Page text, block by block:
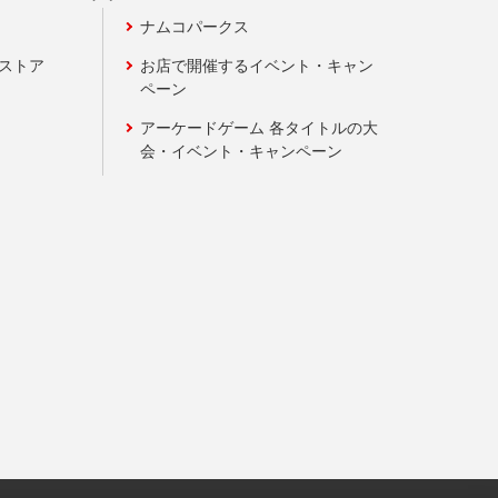
トア
ナムコパークス
お店で開催するイベント・キャン
ペーン
アーケードゲーム 各タイトルの大
会・イベント・キャンペーン